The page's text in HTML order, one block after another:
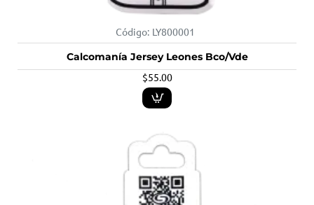
Código: LY800001
Calcomanía Jersey Leones Bco/Vde
$55.00